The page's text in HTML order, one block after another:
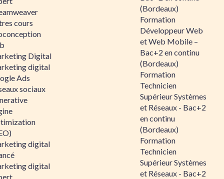
cours
Digital
digital
Ads
sociaux
digital
digital
(Bordeaux)
Formation
Développeur Web
et Web Mobile –
Bac+2 en continu
(Bordeaux)
Formation
Technicien
Supérieur Systèmes
et Réseaux - Bac+2
en continu
(Bordeaux)
Formation
Technicien
Supérieur Systèmes
et Réseaux - Bac+2